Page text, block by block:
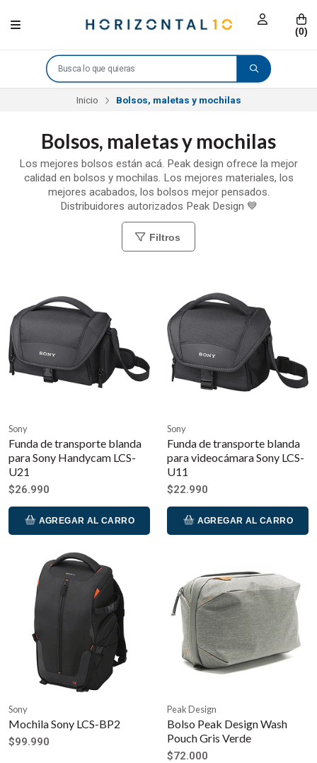
(0)
Inicio Bolsos, maletas y mochilas
Bolsos, maletas y mochilas
Los mejores bolsos están acá. Peak design ofrece la mejor
calidad en bolsos y mochilas. Los mejores materiales, los
mejores acabados, los bolsos mejor pensados.
Distribuidores autorizados Peak Design 💙
Filtros
Sony
Funda de transporte blanda
para Sony Handycam LCS-
U21
$26.990
AGREGAR AL CARRO
Sony
Funda de transporte blanda
para videocámara Sony LCS-
U11
$22.990
AGREGAR AL CARRO
Sony
Mochila Sony LCS-BP2
$99.990
Peak Design
Bolso Peak Design Wash
Pouch Gris Verde
$72.000